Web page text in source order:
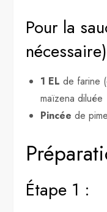
Pour la
1 EL de farine
maïzena diluée
Pincée de
Étape 1 :